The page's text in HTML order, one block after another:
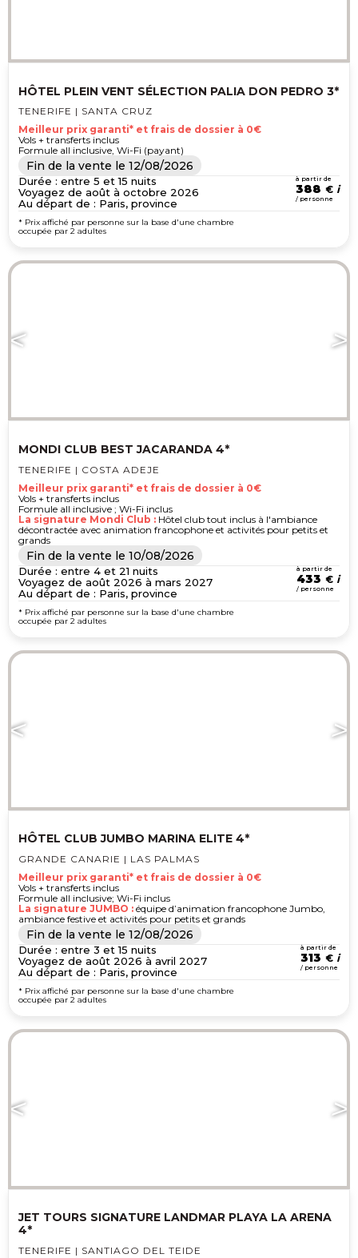
HÔTEL PLEIN VENT SÉLECTION PALIA DON PEDRO 3*
TENERIFE | SANTA CRUZ
Meilleur prix garanti* et frais de dossier à 0€
Vols + transferts inclus
Formule all inclusive, Wi-Fi (payant)
Fin de la vente le 12/08/2026
Durée : entre 5 et 15 nuits
Voyagez de août à octobre 2026
Au départ de : Paris, province
à partir de
388 €
/ personne
* Prix affiché par personne sur la base d'une chambre
occupée par 2 adultes
MONDI CLUB BEST JACARANDA 4*
TENERIFE | COSTA ADEJE
Meilleur prix garanti* et frais de dossier à 0€
Vols + transferts inclus
Formule all inclusive ; Wi-Fi inclus
La signature Mondi Club : Hôtel club tout inclus à l'ambiance
décontractée avec animation francophone et activités pour petits et
grands
Fin de la vente le 10/08/2026
Durée : entre 4 et 21 nuits
Voyagez de août 2026 à mars 2027
Au départ de : Paris, province
à partir de
433 €
/ personne
* Prix affiché par personne sur la base d'une chambre
occupée par 2 adultes
HÔTEL CLUB JUMBO MARINA ELITE 4*
GRANDE CANARIE | LAS PALMAS
Meilleur prix garanti* et frais de dossier à 0€
Vols + transferts inclus
Formule all inclusive; Wi-Fi inclus
La signature JUMBO : équipe d’animation francophone Jumbo,
ambiance festive et activités pour petits et grands
Fin de la vente le 12/08/2026
Durée : entre 3 et 15 nuits
Voyagez de août 2026 à avril 2027
Au départ de : Paris, province
à partir de
313 €
/ personne
* Prix affiché par personne sur la base d'une chambre
occupée par 2 adultes
JET TOURS SIGNATURE LANDMAR PLAYA LA ARENA
4*
TENERIFE | SANTIAGO DEL TEIDE